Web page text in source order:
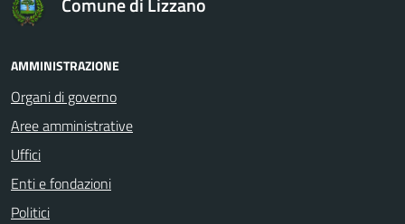
AMMINISTRAZIONE
Organi di governo
Aree amministrative
Uffici
Enti e fondazioni
Politici